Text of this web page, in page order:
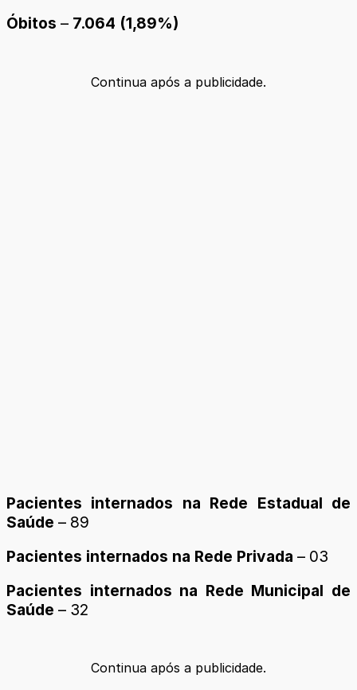
Óbitos – 7.064 (1,89%)
Continua após a publicidade.
Pacientes internados na Rede Estadual de
Saúde – 89
Pacientes internados na Rede Privada – 03
Pacientes internados na Rede Municipal de
Saúde – 32
Continua após a publicidade.